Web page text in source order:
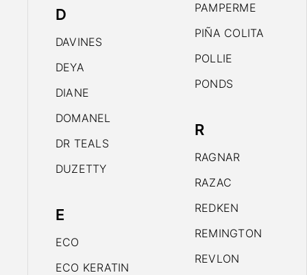
D
DAVINES
DEYA
DIANE
DOMANEL
DR TEALS
DUZETTY
E
ECO
ECO KERATIN
PAMPERME
PIÑA COLITA
POLLIE
PONDS
R
RAGNAR
RAZAC
REDKEN
REMINGTON
REVLON